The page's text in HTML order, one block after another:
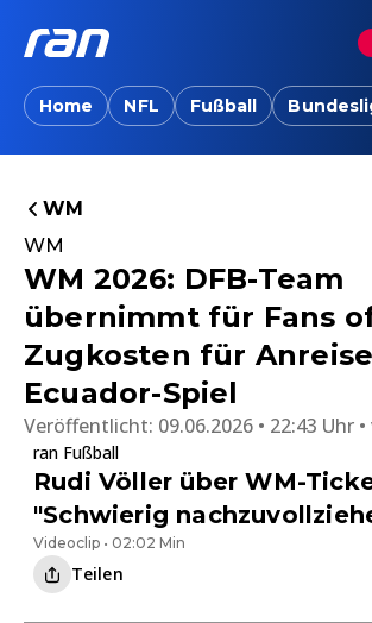
Home NFL Fußball
WM
WM
WM 2026: DFB-Team
übernimmt für Fans
Zugkosten für
Ecuador-Spiel
Veröffentlicht: 09.06.2026 • 22:43 Uhr
ran Fußball
Rudi Völler über WM-
"Schwierig
Videoclip • 02:02 Min
Teilen